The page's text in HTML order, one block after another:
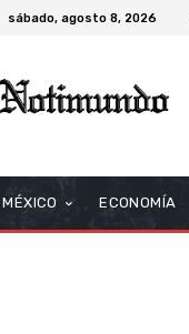
sábado, agosto 8, 2026
MÉXICO ECONOMÍA